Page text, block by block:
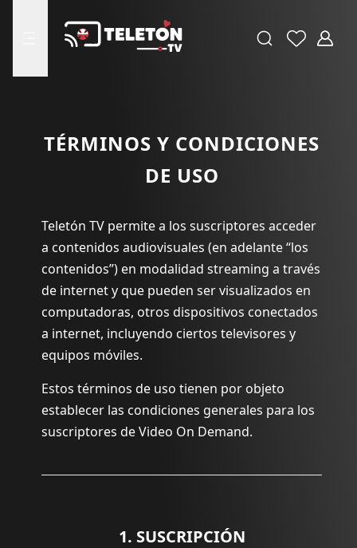
BuscarFavoritos
TÉRMINOS Y CONDICIONES
DE USO
Teletón TV permite a los suscriptores acceder
a contenidos audiovisuales (en adelante “los
contenidos”) en modalidad streaming a través
de internet y que pueden ser visualizados en
computadoras, otros dispositivos conectados
a internet, incluyendo ciertos televisores y
equipos móviles.
Estos términos de uso tienen por objeto
establecer las condiciones generales para los
suscriptores de Video On Demand.
1. SUSCRIPCIÓN